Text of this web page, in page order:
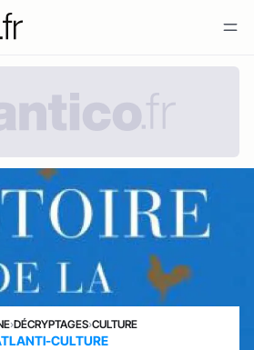
›DÉCRYPTAGES›CULTURE
CULTURE